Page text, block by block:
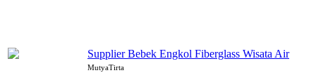
Supplier Bebek Engkol Fiberglass Wisata Air
MutyaTirta